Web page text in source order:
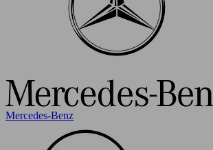
Mercedes-Benz